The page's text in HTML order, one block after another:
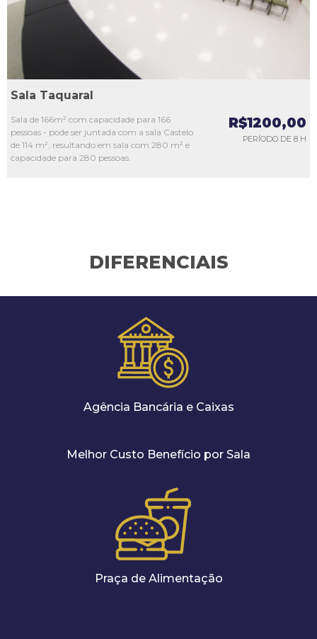
Sala Taquaral
Sala de 166m² com capacidade para 166
pessoas - pode ser juntada com a sala Castelo
de 114 m², resultando em sala com 280 m² e
capacidade para 280 pessoas.
R$1200,00
PERÍODO DE 8 H
DIFERENCIAIS
Agência Bancária e Caixas
Melhor Custo Benefício por Sala
Praça de Alimentação